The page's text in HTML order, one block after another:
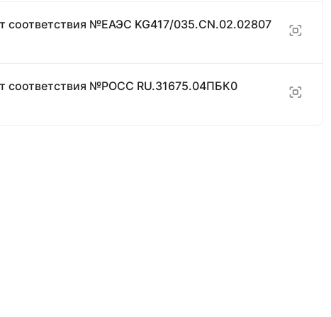
соответствия №ЕАЭС KG417/035.CN.02.02807
соответствия №РОСС RU.31675.04ПБК0